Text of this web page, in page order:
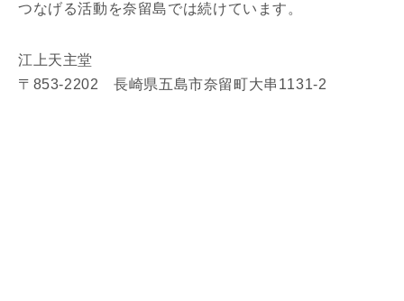
つなげる活動を奈留島では続けています。
江上天主堂
〒853-2202 長崎県五島市奈留町大串1131-2